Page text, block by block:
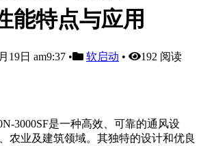
能特点与应用
19日 am9:37 • 软启动 • 192 阅读
3000SF是一种高效、可靠的通风设
农业及建筑领域。其独特的设计和优良